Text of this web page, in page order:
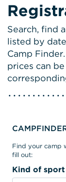
Search, find
listed by
Camp
prices can
Find your camp
fill out:
Kind of sport